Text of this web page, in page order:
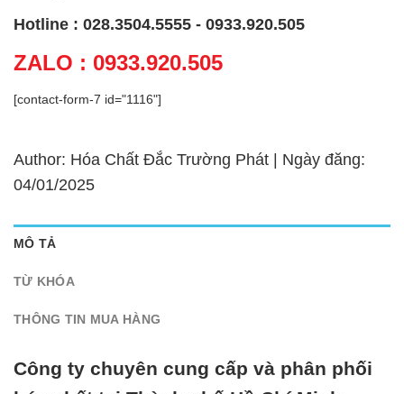
Hotline : 028.3504.5555 - 0933.920.505
ZALO : 0933.920.505
[contact-form-7 id="1116"]
Author: Hóa Chất Đắc Trường Phát | Ngày đăng:
04/01/2025
MÔ TẢ
TỪ KHÓA
THÔNG TIN MUA HÀNG
Công ty chuyên cung cấp và phân phối